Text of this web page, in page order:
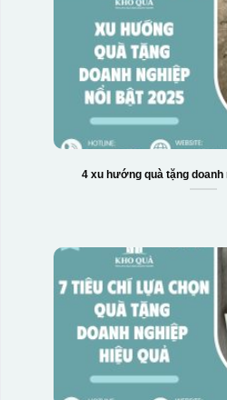
4 xu hướng quà tặng doanh